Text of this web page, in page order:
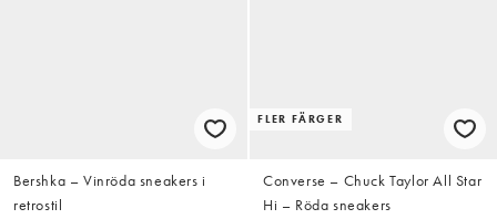
Bershka – Vinröda sneakers i
retrostil
FLER FÄRGER
Converse – Chuck Taylor All Star
Hi – Röda sneakers